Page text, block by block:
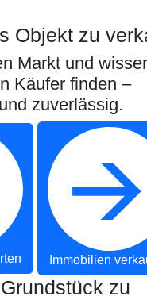
Objekt zu
Markt und
Käufer finden –
zuverlässig.
Immobilien
zu